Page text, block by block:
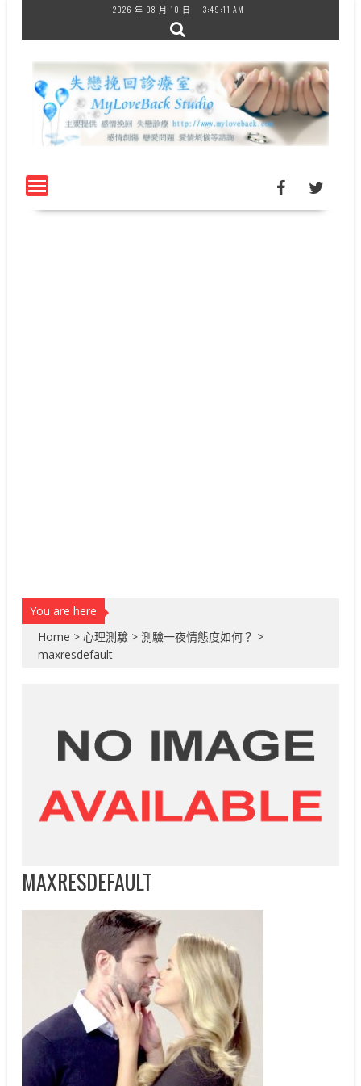
content
2026 年 08 月 10 日 3:49:11 AM
You are here
Home >心理測驗 >測驗一夜情態度如何？ >
maxresdefault
MAXRESDEFAULT